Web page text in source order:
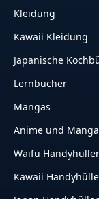
Kleidung
Kawaii Kleidung
Japanische
Lernbücher
Mangas
Anime und
Waifu
Kawaii